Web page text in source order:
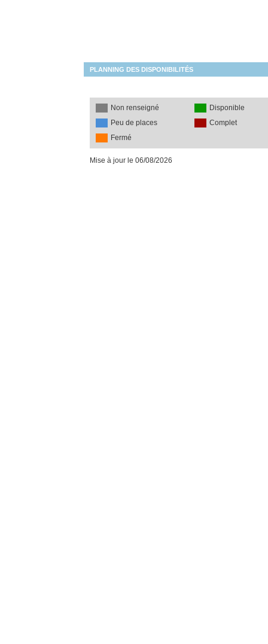
PLANNING DES DISPONIBILITÉS
Non renseigné
Disponible
Peu de places
Complet
Fermé
Mise à jour le 06/08/2026